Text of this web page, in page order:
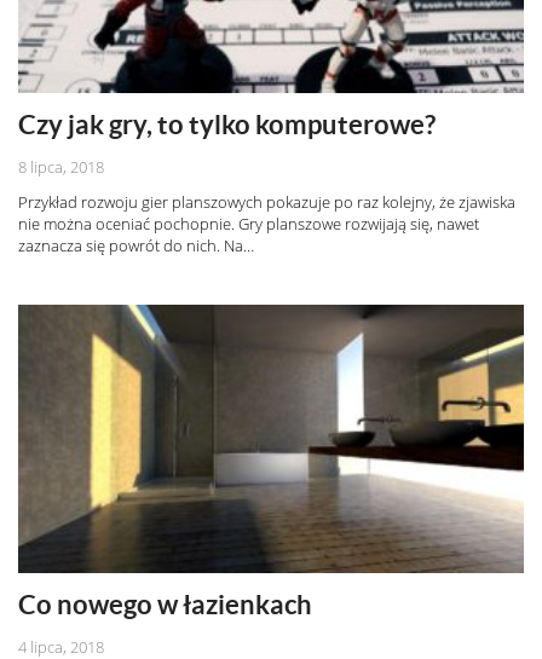
Czy jak gry, to tylko komputerowe?
8 lipca, 2018
Przykład rozwoju gier planszowych pokazuje po raz kolejny, że zjawiska
nie można oceniać pochopnie. Gry planszowe rozwijają się, nawet
zaznacza się powrót do nich. Na…
Co nowego w łazienkach
4 lipca, 2018